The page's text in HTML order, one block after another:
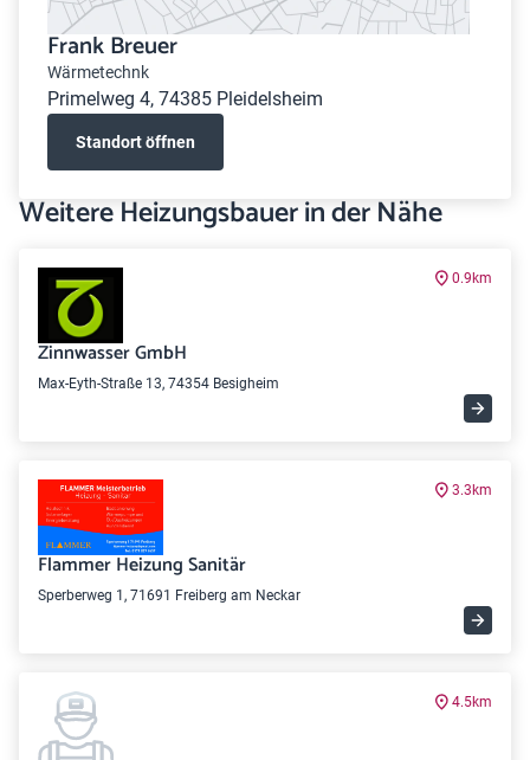
Frank Breuer
Wärmetechnk
Primelweg 4, 74385 Pleidelsheim
Standort öffnen
Weitere Heizungsbauer in der Nähe
0.9km
Zinnwasser GmbH
Max-Eyth-Straße 13, 74354 Besigheim
3.3km
Flammer Heizung Sanitär
Sperberweg 1, 71691 Freiberg am Neckar
4.5km